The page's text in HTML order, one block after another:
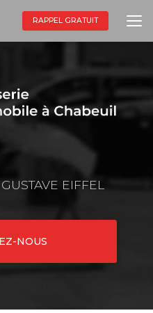
RAPPEL GRATUIT
EIFFEL
NOUS